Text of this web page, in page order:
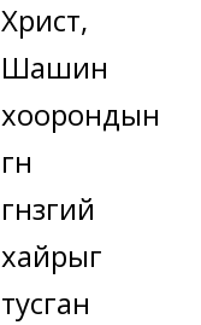
Христ,
Шашин
хоорондын
гүн
гүнзгий
хайрыг
тусган